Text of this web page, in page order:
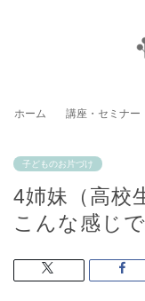
ホーム 講座・セミナー
子どものお片づけ
4姉妹（高校
こんな感じで